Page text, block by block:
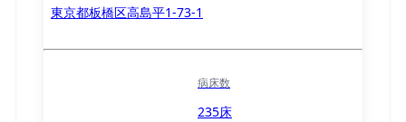
東京都板橋区高島平1-73-1
病床数
235床